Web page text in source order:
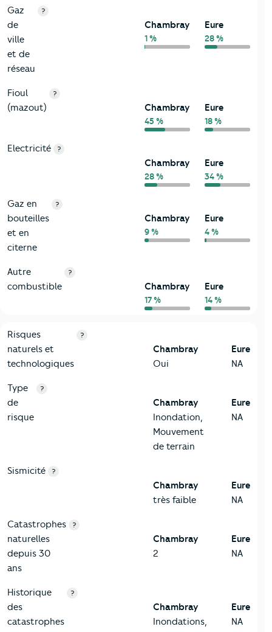
Gaz
de
ville
et de
réseau
?
Chambray
1 %
Eure
28 %
Fioul
(mazout)
?
Chambray
45 %
Eure
18 %
Electricité ?
Chambray
28 %
Eure
34 %
Gaz en
bouteilles
et en
citerne
?
Chambray
9 %
Eure
4 %
Autre
combustible
?
Chambray
17 %
Eure
14 %
9-Diagnostic risques
Critères Chambray
Risques
naturels et
technologiques
?
Chambray
Oui
Eure
NA
Type
de
risque
?
Chambray
Inondation,
Mouvement
de terrain
Eure
NA
Sismicité ?
Chambray
très faible
Eure
NA
Catastrophes
naturelles
depuis 30
ans
?
Chambray
2
Eure
NA
Historique
des
catastrophes
?
Chambray
Inondations,
Eure
NA